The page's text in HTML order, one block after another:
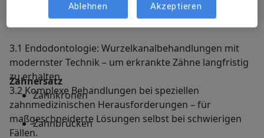
3. Weitere Behandlungen
3.1 Endodontologie: Wurzelkanalbehandlungen mit
modernster Technik – um erkrankte Zähne langfristig
zu erhalten.
3.2 Komplexe Behandlungen bei speziellen
zahnmedizinischen Herausforderungen – für
maßgeschneiderte Lösungen selbst bei schwierigen
Fällen.
Fissurenversiegelung
Zahnersatz
Zahnkronen
Zahnbrücken
Ablehnen Akzeptieren